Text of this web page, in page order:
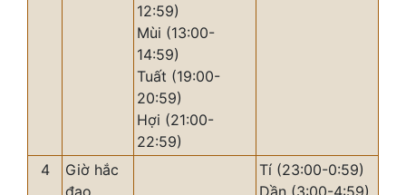
12:59)
Mùi (13:00-
14:59)
Tuất (19:00-
20:59)
Hợi (21:00-
22:59)
4
Giờ hắc
đạo
Tí (23:00-0:59)
Dần (3:00-4:59)